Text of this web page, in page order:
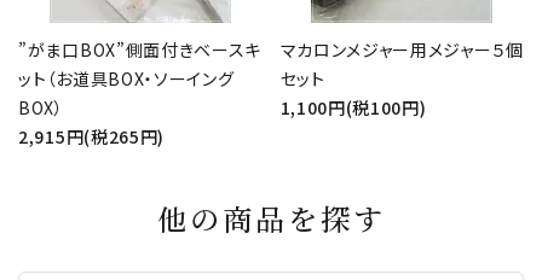
”がま口BOX”側面付きベースキ
ット（お道具BOX・ソーイング
BOX）
2,915円(税265円)
マカロンメジャー用メジャー５個
セット
1,100円(税100円)
他の商品を探す